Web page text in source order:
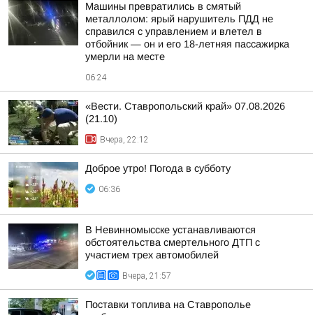
Машины превратились в смятый
металлолом: ярый нарушитель ПДД не
справился с управлением и влетел в
отбойник — он и его 18-летняя пассажирка
умерли на месте
06:24
«Вести. Ставропольский край» 07.08.2026
(21.10)
Вчера, 22:12
Доброе утро! Погода в субботу
06:36
В Невинномысске устанавливаются
обстоятельства смертельного ДТП с
участием трех автомобилей
Вчера, 21:57
Поставки топлива на Ставрополье